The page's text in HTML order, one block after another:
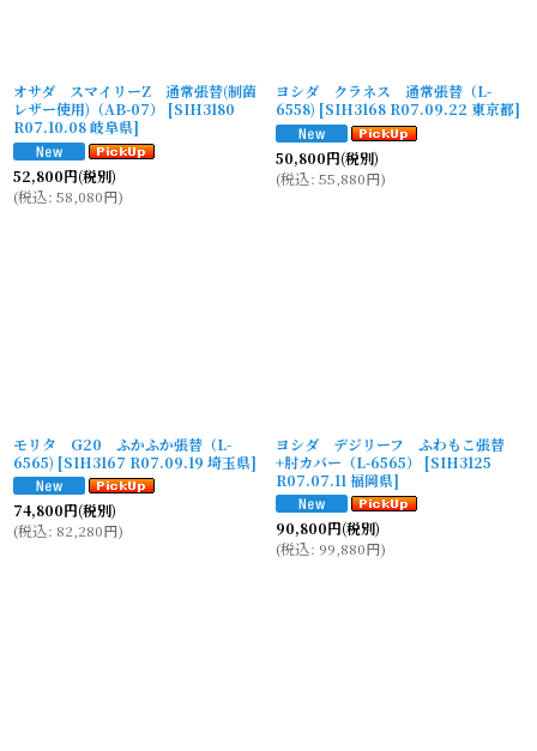
オサダ スマイリーZ 通常張替(制菌
レザー使用)（AB-07）
[SIH3180
R07.10.08 岐阜県]
52,800円(税別)
(税込: 58,080円)
ヨシダ クラネス 通常張替（L-
6558) [SIH3168 R07.09.22 東京都]
50,800円(税別)
(税込: 55,880円)
モリタ G20 ふかふか張替（L-
6565) [SIH3167 R07.09.19 埼玉県]
74,800円(税別)
(税込: 82,280円)
ヨシダ デジリーフ ふわもこ張替
+肘カバー（L-6565）
[SIH3125
R07.07.11 福岡県]
90,800円(税別)
(税込: 99,880円)